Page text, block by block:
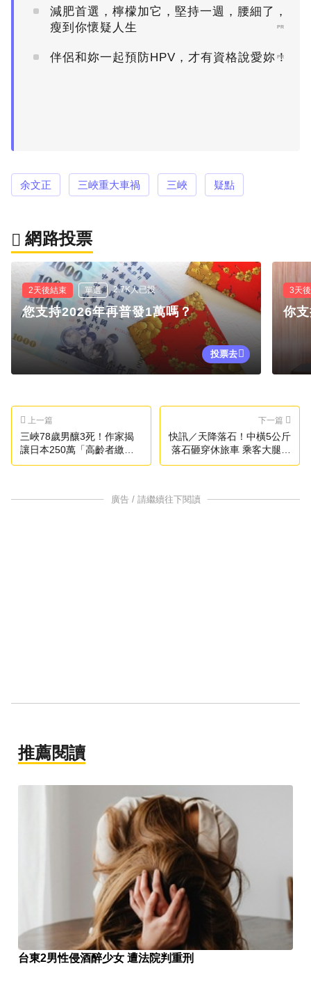
減肥首選，檸檬加它，堅持一週，腰細了，
瘦到你懷疑人生
PR
伴侶和妳一起預防HPV，才有資格說愛妳！
PR
余文正 三峽重大車禍 三峽 疑點
網路投票
2天後結束 單選 2.7K人已投
您支持2026年再普發1萬嗎？
投票去
3天
你
上一篇
三峽78歲男釀3死！作家揭
讓日本250萬「高齡者繳
照」關鍵
下一篇
快訊／天降落石！中橫5公斤
落石砸穿休旅車 乘客大腿受
傷
廣告 / 請繼續往下閱讀
推薦閱讀
台東2男性侵酒醉少女 遭法院判重刑